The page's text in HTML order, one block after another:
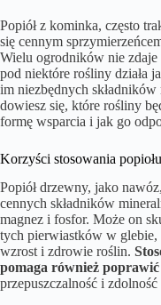
Popiół z kominka, często
się cennym
Wielu ogrodników nie zdaje
pod niektóre rośliny działa
im niezbędnych
dowiesz się, które rośliny
formę wsparcia i jak go
Korzyści stosowania
Popiół drzewny, jako
cennych składników
magnez i fosfor. Może on
tych pierwiastków w
wzrost i zdrowie roślin.
pomaga również
przepuszczalność i